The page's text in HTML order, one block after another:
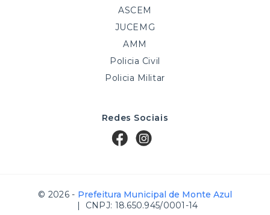
ASCEM
JUCEMG
AMM
Policia Civil
Policia Militar
Redes Sociais
© 2026 - Prefeitura Municipal de Monte Azul
| CNPJ: 18.650.945/0001-14